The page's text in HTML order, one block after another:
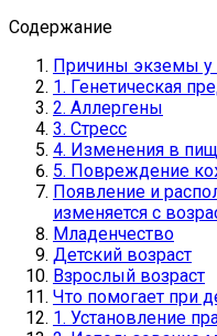
Содержание
Причины экземы у
1. Генетическая
2. Аллергены
3. Стресс
4. Изменения в
5. Повреждение
Появление и
изменяется с
Младенчество
Детский возраст
Взрослый возраст
Что помогает при
1. Установление